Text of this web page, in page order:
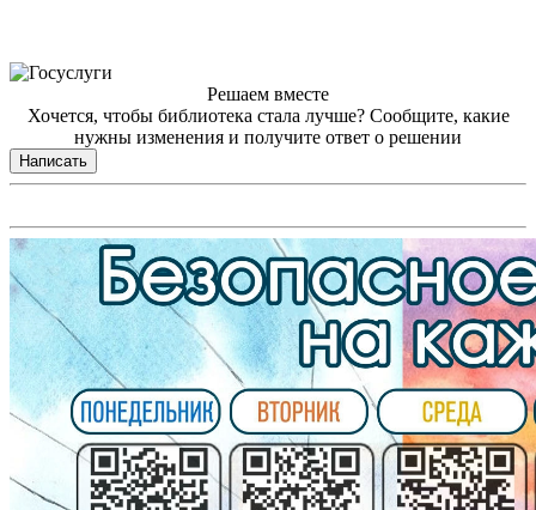
Решаем вместе
Хочется, чтобы библиотека стала лучше? Сообщите, какие
нужны изменения и получите ответ о решении
Написать